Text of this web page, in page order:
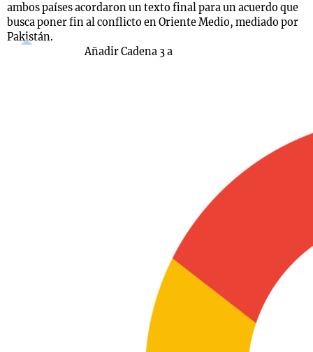
ambos países acordaron un texto final para un acuerdo que
busca poner fin al conflicto en Oriente Medio, mediado por
Pakistán.
Añadir Cadena 3 a